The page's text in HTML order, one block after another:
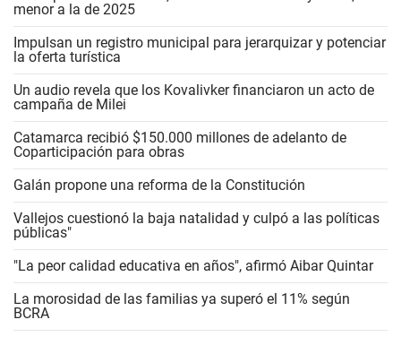
menor a la de 2025
Impulsan un registro municipal para jerarquizar y potenciar
la oferta turística
Un audio revela que los Kovalivker financiaron un acto de
campaña de Milei
Catamarca recibió $150.000 millones de adelanto de
Coparticipación para obras
Galán propone una reforma de la Constitución
Vallejos cuestionó la baja natalidad y culpó a las políticas
públicas"
"La peor calidad educativa en años", afirmó Aibar Quintar
La morosidad de las familias ya superó el 11% según
BCRA